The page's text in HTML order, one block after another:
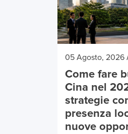
05 Agosto, 2026
Come fare
Cina nel
strategie
presenza
nuove